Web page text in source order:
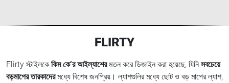
FLIRTY
Flirty স্টাইলকে কিম কে’র আইল্যাশেরমতন করে ডিজাইন করা হয়েছে, যিনি সবচেয়ে
বড়মাপের তারকাদেরমধ্যে বিশেষ জনপ্রিয়। ল্যাশগুলির মধ্যে ছোট ও বড় মাপের ল্যাশ,